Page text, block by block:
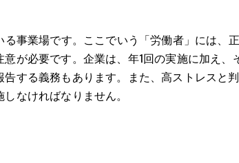
事業場です。ここでいう「労働者」には、
が必要です。企業は、年1回の実施に加え、
する義務もあります。また、高ストレスと
なければなりません。